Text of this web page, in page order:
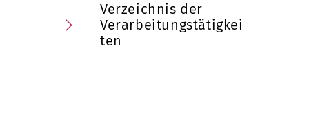
Verzeichnis der
Verarbeitungstätigkei
ten